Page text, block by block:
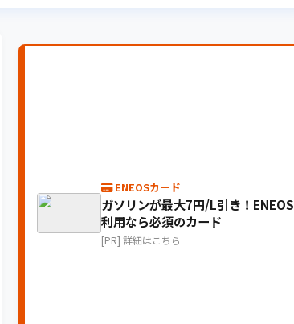
ENEOSカード
ガソリンが最大7円/L引き！ENEOS
利用なら必須のカード
[PR] 詳細はこちら